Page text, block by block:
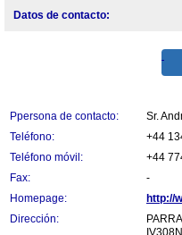
Datos de contacto:
Ppersona de contacto:
Sr.
Teléfono:
+44
Teléfono móvil:
+44
Fax:
-
Homepage:
http://
Dirección: